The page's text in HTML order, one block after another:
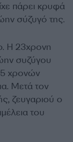
πάρει κρυφά
σύζυγό της.
Η 23χρονη
συζύγου
5 χρονών
Μετά τον
ζευγαριού ο
του